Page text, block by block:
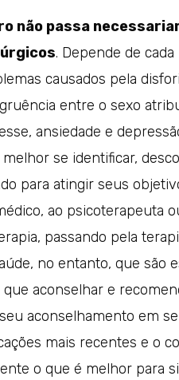
não passa
. Depende de
causados pela
entre o sexo
ansiedade e
se identificar,
para atingir seus
ao psicoterapeuta
passando pela
no entanto, que são
aconselhar e
aconselhamento em
mais recentes e o
o que é melhor para